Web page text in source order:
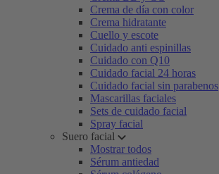
Crema de día con color
Crema hidratante
Cuello y escote
Cuidado anti espinillas
Cuidado con Q10
Cuidado facial 24 horas
Cuidado facial sin parabenos
Mascarillas faciales
Sets de cuidado facial
Spray facial
Suero facial
Mostrar todos
Sérum antiedad